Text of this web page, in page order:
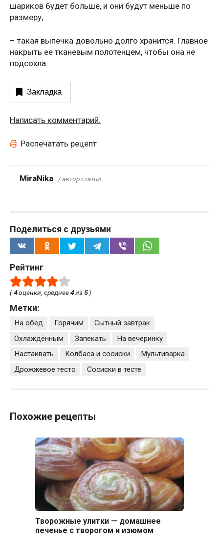
шариков будет больше, и они будут меньше по
размеру;
– такая выпечка довольно долго хранится. Главное
накрыть ее тканевым полотенцем, чтобы она не
подсохла.
Закладка
Написать комментарий.
Распечатать рецепт
MiraNika / автор статьи
Поделиться с друзьями
Рейтинг
(4оценки, среднее4из 5)
Метки:
На обед Горячим
Сытный завтрак
Охлаждённым
Запекать
На вечеринку
Настаивать
Колбаса и сосиски
Мультиварка
Дрожжевое тесто
Сосиски в тесте
Похожие рецепты
Творожные улитки — домашнее
печенье с творогом и изюмом